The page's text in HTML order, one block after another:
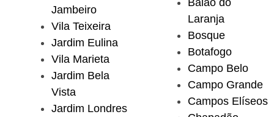
Jambeiro
Vila Teixeira
Jardim Eulina
Vila Marieta
Jardim Bela
Vista
Jardim Londres
Laranja
Bosque
Botafogo
Campo Belo
Campo Grande
Campos Elíseos